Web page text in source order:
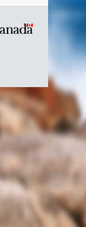
Symbole
du
Canada